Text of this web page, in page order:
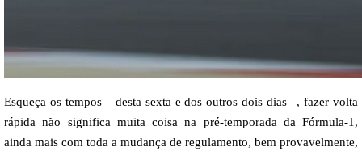
Esqueça os tempos – desta sexta e dos outros dois dias –, fazer volta
rápida não significa muita coisa na pré-temporada da Fórmula-1,
ainda mais com toda a mudança de regulamento, bem provavelmente,